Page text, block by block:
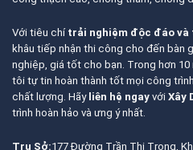
Với tiêu chí trải nghiệm độc đáo và
khâu tiếp nhận thi công cho đến bàn
nghiệp, giá tốt cho bạn. Trong hơn
tôi tự tin hoàn thành tốt mọi công
chất lượng. Hãy liên hệ ngay với Xây
trình hoàn hảo và ưng ý nhất.
Trụ Sở:177 Đường Trần Thị Trọng,